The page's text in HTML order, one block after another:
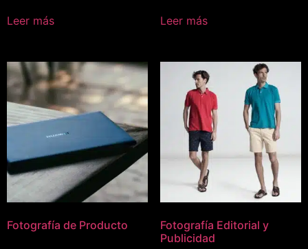
Leer más Leer más
Fotografía de Producto
Fotografía Editorial y
Publicidad